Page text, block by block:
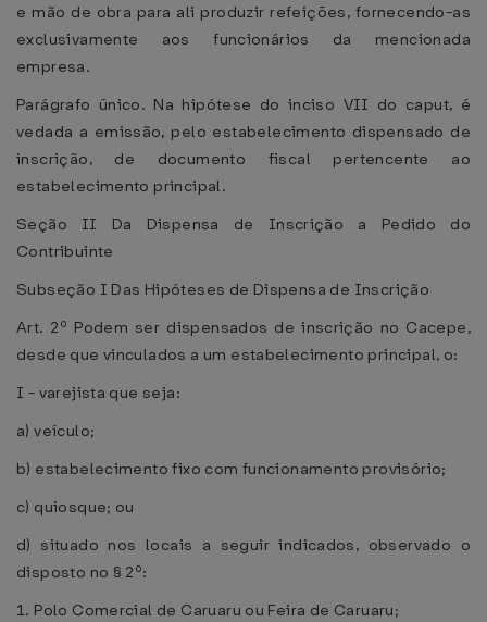
e mão de obra para ali produzir refeições, fornecendo-as
exclusivamente aos funcionários da mencionada
empresa.
Parágrafo único. Na hipótese do inciso VII do caput, é
vedada a emissão, pelo estabelecimento dispensado de
inscrição, de documento fiscal pertencente ao
estabelecimento principal.
Seção II Da Dispensa de Inscrição a Pedido do
Contribuinte
Subseção I Das Hipóteses de Dispensa de Inscrição
Art. 2º Podem ser dispensados de inscrição no Cacepe,
desde que vinculados a um estabelecimento principal, o:
I - varejista que seja:
a) veículo;
b) estabelecimento fixo com funcionamento provisório;
c) quiosque; ou
d) situado nos locais a seguir indicados, observado o
disposto no § 2º:
1. Polo Comercial de Caruaru ou Feira de Caruaru;